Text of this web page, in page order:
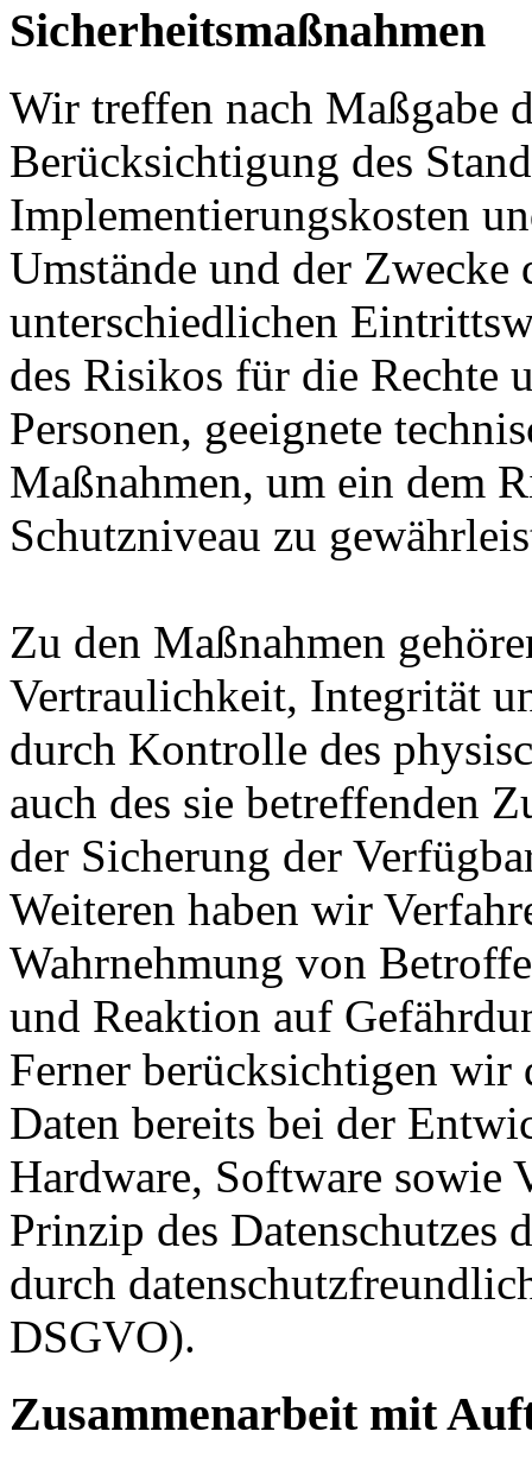
Sicherheitsmaßnahmen
Wir treffen nach Maßgabe
Berücksichtigung des
Implementierungskosten
Umstände und der Zwecke
unterschiedlichen
des Risikos für die Rechte
Personen, geeignete
Maßnahmen, um ein dem
Schutzniveau zu
Zu den Maßnahmen
Vertraulichkeit, Integrität
durch Kontrolle des
auch des sie betreffenden
der Sicherung der
Weiteren haben wir
Wahrnehmung von
und Reaktion auf
Ferner berücksichtigen wir
Daten bereits bei der
Hardware, Software sowie
Prinzip des Datenschutzes
durch
DSGVO).
Zusammenarbeit mit